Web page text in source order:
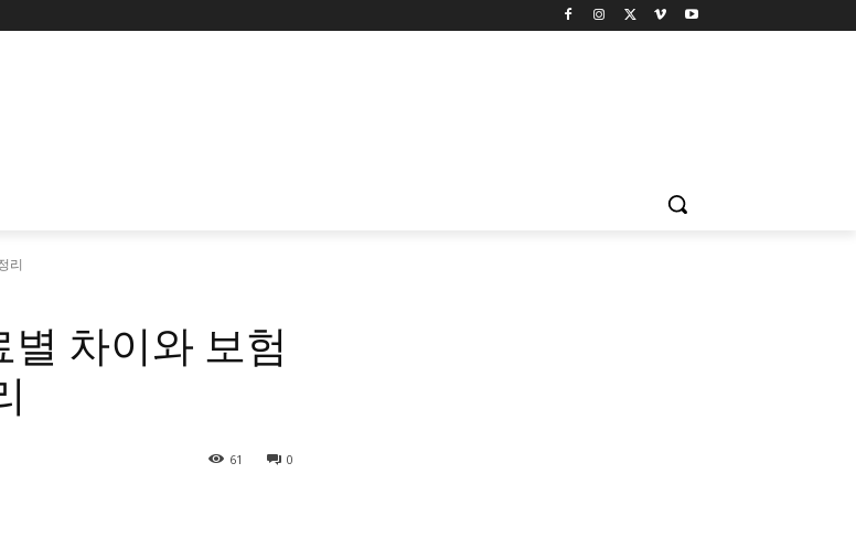
리
차이와 보험
0
61